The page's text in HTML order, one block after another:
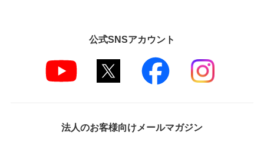
公式SNSアカウント
法人のお客様向けメールマガジン